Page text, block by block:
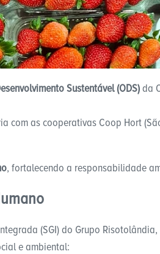
Sustentável (ODS)da
com as cooperativas Coop Hort
, fortalecendo a responsabilidade
(SGI) do Grupo
e ambiental: